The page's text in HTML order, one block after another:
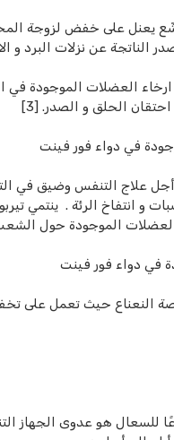
يعنل على خفض لزوجة
عن نزلات البرد و
العضلات الموجودة في
الحلق و الصدر. [3]
في دواء فور فينت
أجل علاج التنفس وضيق في
و انتفاخ الرئة . ينتمي
الموجودة حول الشعب
في دواء فور فينت
النعناع حيث تعمل على
للسعال هو عدوى الجهاز